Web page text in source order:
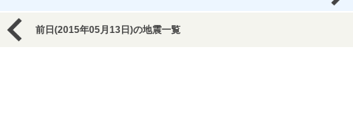
前日(2015年05月13日)の地震一覧